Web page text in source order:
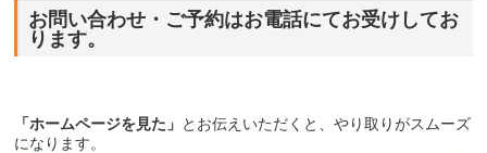
お問い合わせ・ご予約はお電話にてお受けしてお
ります。
「ホームページを見た」 とお伝えいただくと、やり取りがスムーズ
になります。